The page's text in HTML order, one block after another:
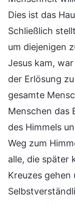
Dies ist das
Schließlich
um diejenigen
Jesus kam,
der Erlösung
gesamte
Menschen das
des Himmels
Weg zum
alle, die später
Kreuzes gehen